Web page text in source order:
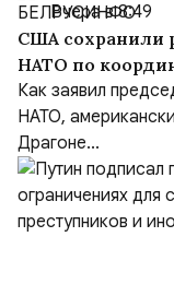
Вчера в 8:49
США сохранили
НАТО по
(NSATU),
функции Европе
Как заявил
НАТО,
Драгоне...